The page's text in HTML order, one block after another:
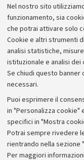
Nel nostro sito
funzionamento, sia
che potrai attivare solo
Cookie e altri strumenti
analisi statistiche,
istituzionale e analisi
Se chiudi questo banner
necessari.
Puoi esprimere il
in "Personalizza cookie"
specifici in "Mostra
Potrai sempre rivedere
rientrando nella sezione
Per maggiori informazioni
E-mail
Vedi anche
GEP - IL
COLLEZIONE DI
BOMBICCI"